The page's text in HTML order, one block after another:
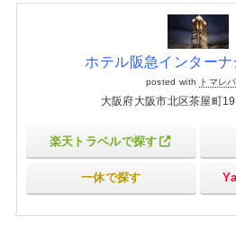
ホテル阪急インター
posted with トマレバ
大阪府大阪市北区茶屋町
楽天トラベルで探す
一休で探す